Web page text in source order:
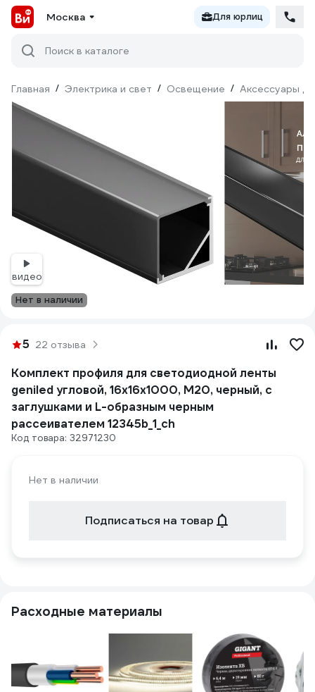
Москва Для юрлиц
Поиск в каталоге
Главная / Электрика и свет / Освещение / Аксессуары
видео
Нет в наличии
5 22 отзыва
Комплект профиля для светодиодной ленты
geniled угловой, 16x16x1000, М20, черный, с
заглушками и L-образным черным
рассеивателем 12345b_1_ch
Код товара: 32971230
Нет в наличии
Подписаться на товар
Расходные материалы